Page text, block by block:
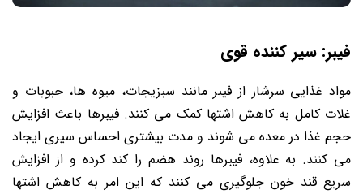
فیبر: سیر کننده قوی
مواد غذایی سرشار از فیبر مانند سبزیجات، میوه ها، حبوبات و
غلات کامل به کاهش اشتها کمک می کنند. فیبرها باعث افزایش
حجم غذا در معده می شوند و مدت بیشتری احساس سیری ایجاد
می کنند. به علاوه، فیبرها روند هضم را کند کرده و از افزایش
سریع قند خون جلوگیری می کنند که این امر به کاهش اشتها